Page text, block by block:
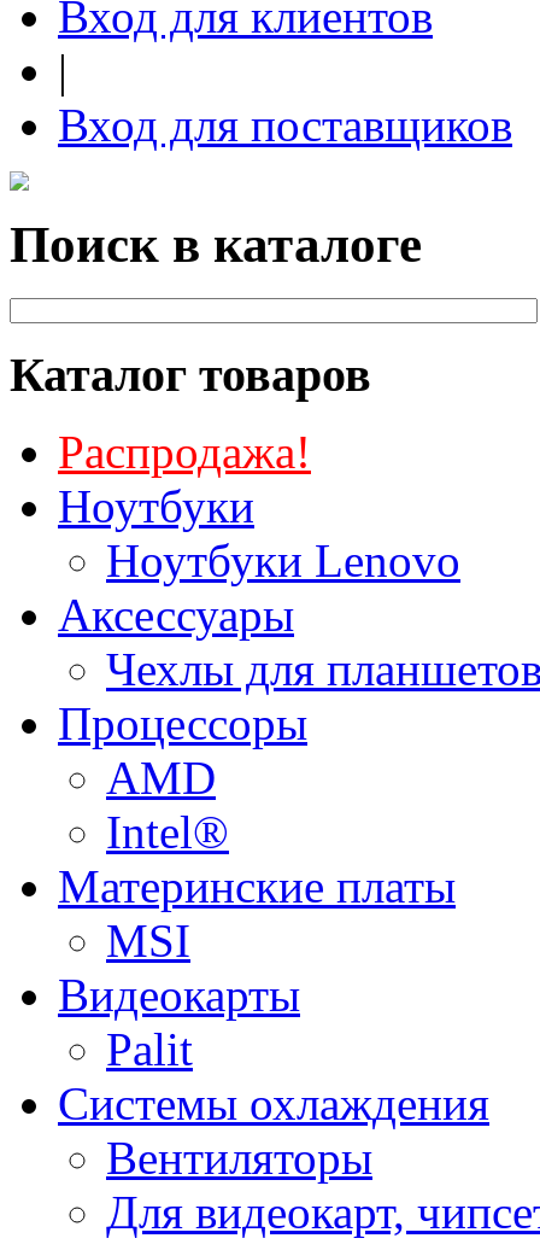
Вход для клиентов
|
Вход для поставщиков
Поиск в каталоге
Каталог товаров
Распродажа!
Ноутбуки
Ноутбуки Lenovo
Аксессуары
Чехлы для
Процессоры
AMD
Intel®
Материнские платы
MSI
Видеокарты
Palit
Системы охлаждения
Вентиляторы
Для видеокарт,